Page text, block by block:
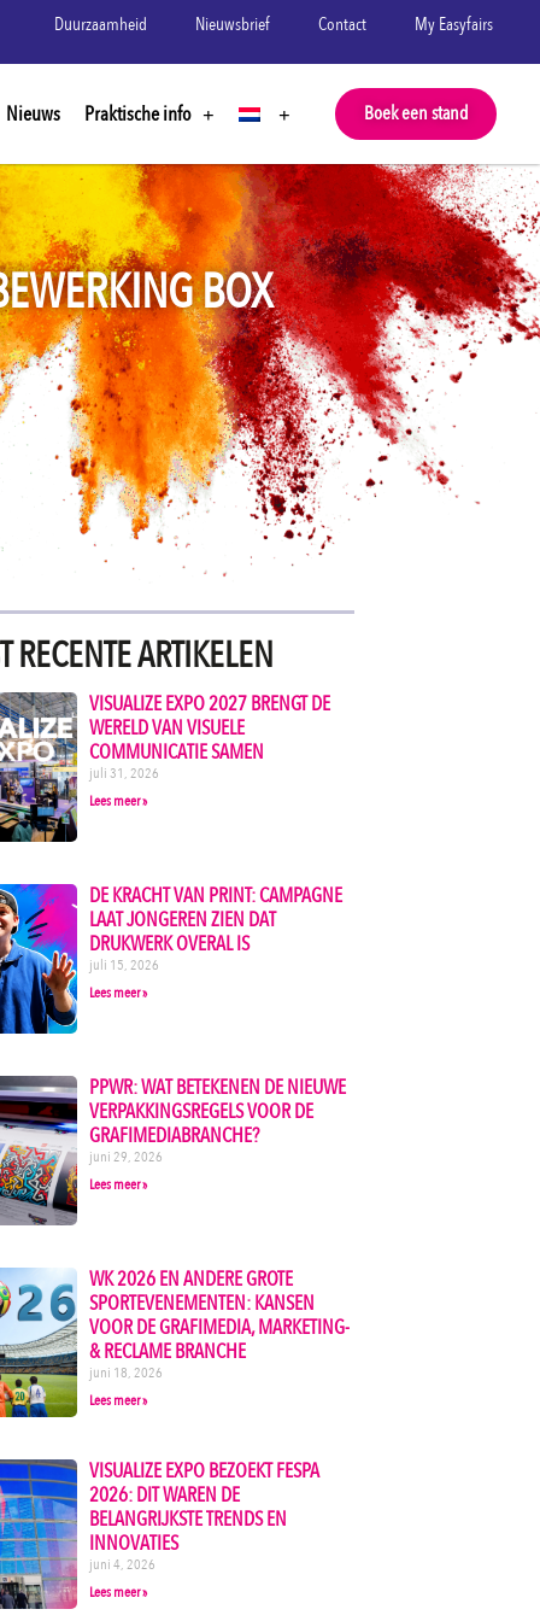
Duurzaamheid Nieuwsbrief Contact My Easyfairs
Nieuws Praktische info Boek een stand
BOX
RECENTE ARTIKELEN
VISUALIZE EXPO 2027 BRENGT DE
WERELD VAN VISUELE
COMMUNICATIE SAMEN
juli 31, 2026
Lees meer »
DE KRACHT VAN PRINT: CAMPAGNE
LAAT JONGEREN ZIEN DAT
DRUKWERK OVERAL IS
juli 15, 2026
Lees meer »
PPWR: WAT BETEKENEN DE NIEUWE
VERPAKKINGSREGELS VOOR DE
GRAFIMEDIABRANCHE?
juni 29, 2026
Lees meer »
WK 2026 EN ANDERE GROTE
SPORTEVENEMENTEN: KANSEN
VOOR DE GRAFIMEDIA, MARKETING-
& RECLAME BRANCHE
juni 18, 2026
Lees meer »
VISUALIZE EXPO BEZOEKT FESPA
2026: DIT WAREN DE
BELANGRIJKSTE TRENDS EN
INNOVATIES
juni 4, 2026
Lees meer »